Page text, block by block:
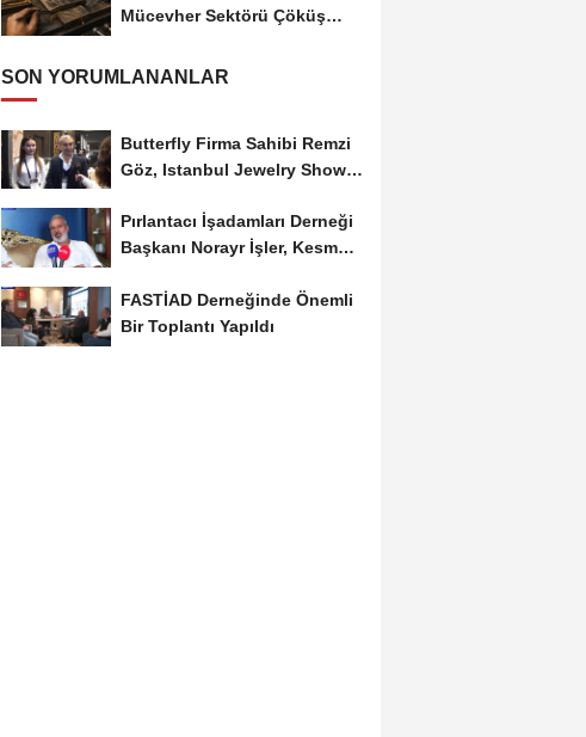
Mücevher Sektörü Çöküş
SON YORUMLANANLAR
Butterfly Firma Sahibi Remzi
Göz, Istanbul Jewelry Show
Pırlantacı İşadamları Derneği
Başkanı Norayr İşler, Kesme
FASTİAD Derneğinde Önemli
Bir Toplantı Yapıldı